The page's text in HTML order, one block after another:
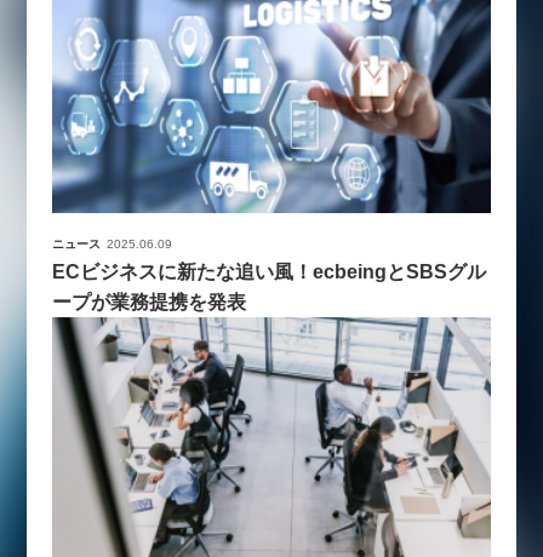
ニュース 2025.06.09
ECビジネスに新たな追い風！ecbeingとSBSグル
ープが業務提携を発表